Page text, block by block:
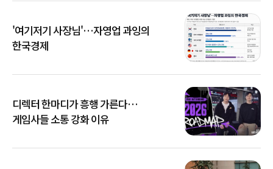
'여기저기 사장님'…자영업 과잉의
한국경제
디렉터 한마디가 흥행 가른다…
게임사들 소통 강화 이유